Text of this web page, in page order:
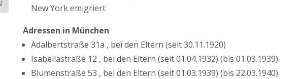
New York emigriert
Adressen in München
Adalbertstraße 31a , bei den Eltern (seit 30.11.1920)
Isabellastraße 12 , bei den Eltern (seit 01.04.1932) (bis 01.03.1939)
Blumenstraße 53 , bei den Eltern (seit 01.03.1939) (bis 22.03.1940)